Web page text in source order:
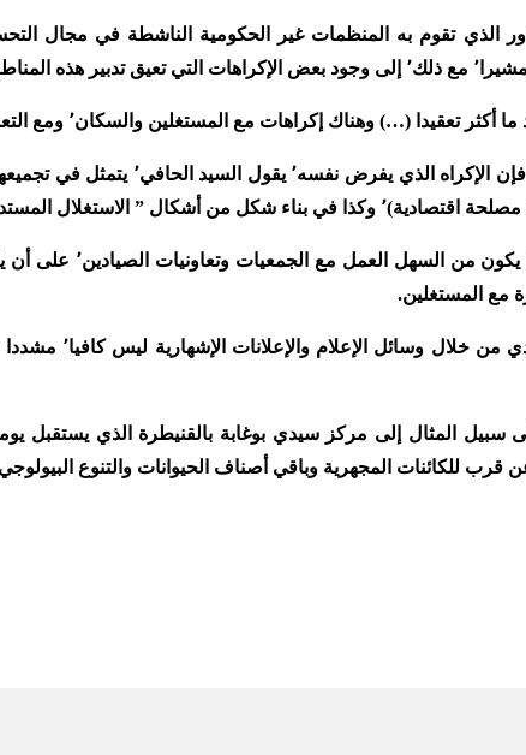
في هذا الإطار٬ بالدور الذي تقوم به المنظمات غير الحكومية الناشطة
وهناك إكراهات مع المستغلين والسكان٬ ومع التعمير وبناء البنيات التحتية على غرار السدود”.
ففي ما يتعلق بالمستغلين٬ فإن
مع المستغلين.
واعتبر أن
في هذا السياق٬ على سبيل المثال إلى مركز سيدي بوغابة بالقنيطرة الذي